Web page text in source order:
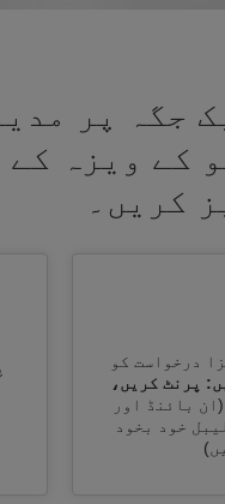
جگہ پر
کے ویزہ
کریں۔
درخواست کو
پرنٹ کریں،
(ان بائنڈ اور
خود بخود